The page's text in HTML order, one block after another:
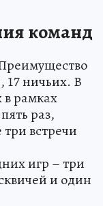
команд
17 ничьих. В
в рамках
раз,
встречи
игр – три
и один